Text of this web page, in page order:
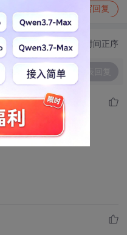
写回复
切换为时间正序